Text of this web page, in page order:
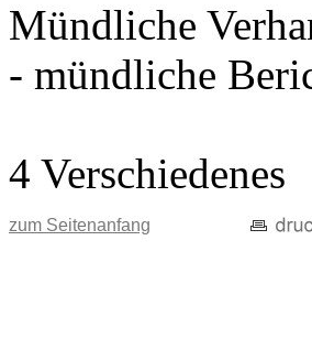
Mündliche
- mündliche
4 Verschiedenes
zum Seitenanfang